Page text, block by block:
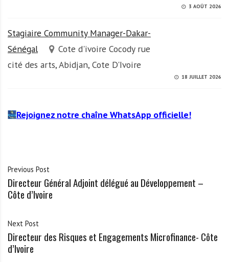
3 AOÛT 2026
Stagiaire Community Manager-Dakar-
Sénégal
Cote d'ivoire Cocody rue
cité des arts, Abidjan, Cote D'Ivoire
18 JUILLET 2026
Rejoignez notre chaîne WhatsApp officielle!
Previous Post
Directeur Général Adjoint délégué au Développement –
Côte d’Ivoire
Next Post
Directeur des Risques et Engagements Microfinance- Côte
d’Ivoire